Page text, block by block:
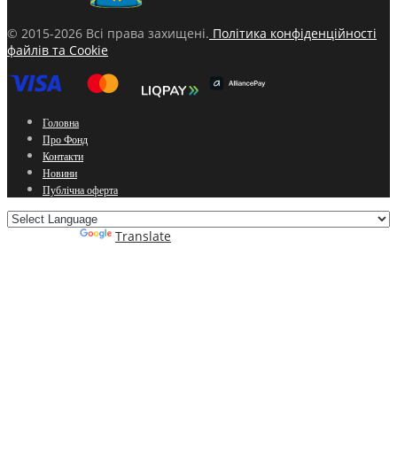
© 2015-2026 Всі права захищені. Політика конфіденційності
файлів та Cookie
Головна
Про Фонд
Контакти
Новини
Публічна оферта
Translate